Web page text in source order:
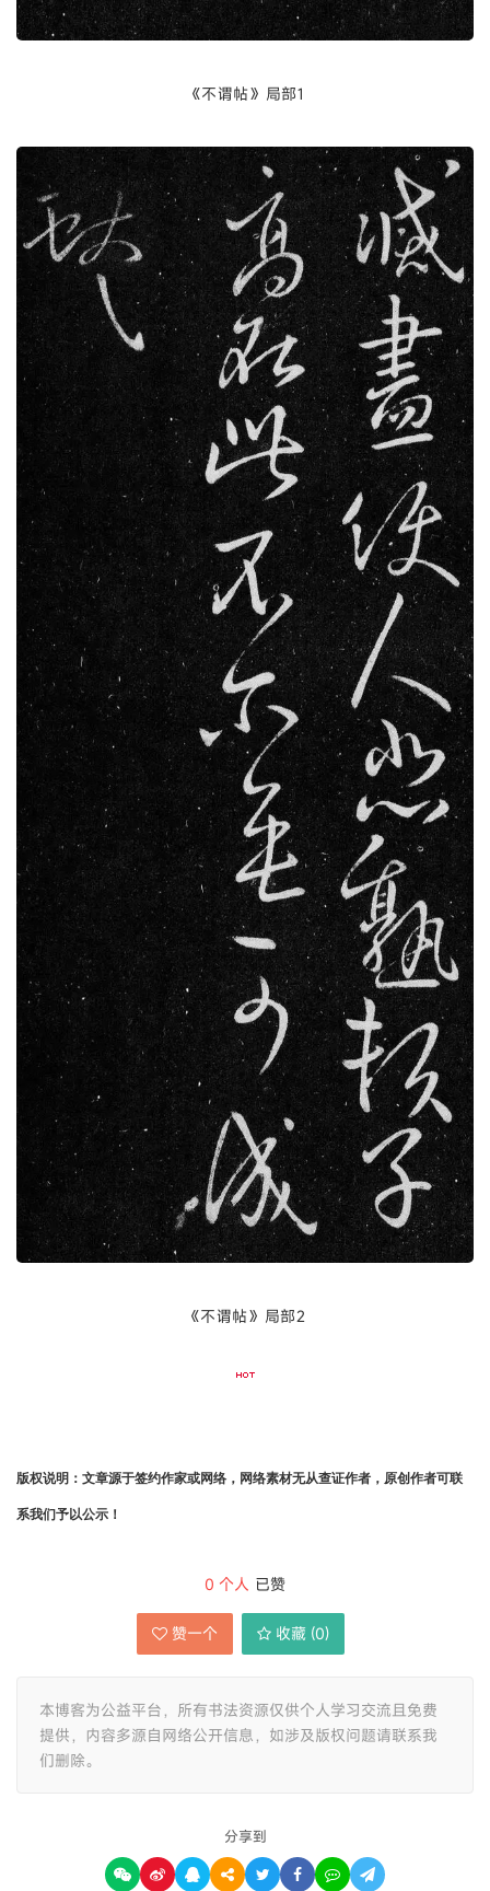
《不谓帖》局部1
《不谓帖》局部2
版权说明：文章源于签约作家或网络，网络素材无从查证作者，原创作者可联
系我们予以公示！
0 个人 已赞
赞一个 收藏 (0)
本博客为公益平台，所有书法资源仅供个人学习交流且免费
提供，内容多源自网络公开信息，如涉及版权问题请联系我
们删除。
分享到